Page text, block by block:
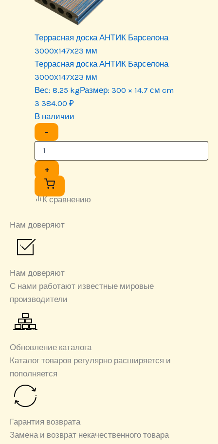
Террасная доска АНТИК Барселона
3000х147х23 мм
Террасная доска АНТИК Барселона
3000х147х23 мм
Вес: 8.25 kgРазмер: 300 × 14.7 см cm
3 384.00 ₽
В наличии
−
+
К сравнению
Нам доверяют
Нам доверяют
С нами работают известные мировые
производители
Обновление каталога
Каталог товаров регулярно расширяется и
пополняется
Гарантия возврата
Замена и возврат некачественного товара